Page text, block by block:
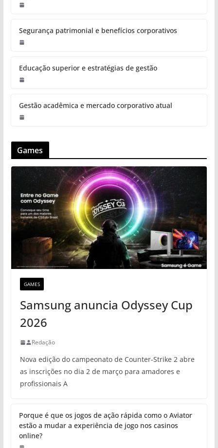
Segurança patrimonial e benefícios corporativos
Educação superior e estratégias de gestão
Gestão acadêmica e mercado corporativo atual
Games
GAMES
Samsung anuncia Odyssey Cup
2026
Redação
Nova edição do campeonato de Counter-Strike 2 abre
as inscrições no dia 2 de março para amadores e
profissionais A
Porque é que os jogos de ação rápida como o Aviator
estão a mudar a experiência de jogo nos casinos
online?